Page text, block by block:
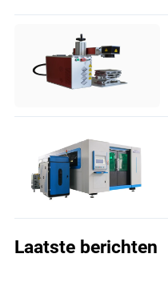
Laatste berichten